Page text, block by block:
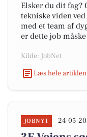
Elsker du dit
tekniske viden
med et team af
er dette job
Kilde: JobNet
Læs hele
JOBNYT 24-05-